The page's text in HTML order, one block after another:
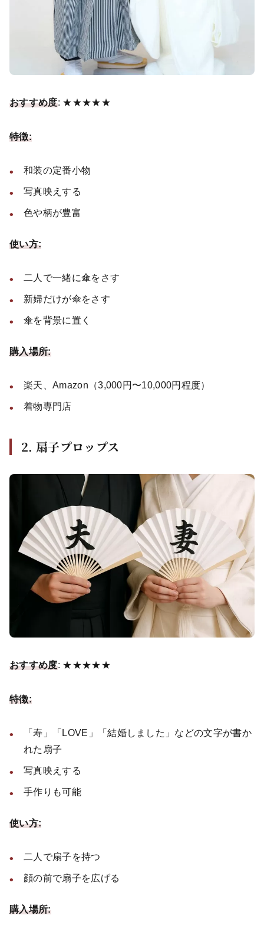
おすすめ度: ★★★★★
特徴:
和装の定番小物
写真映えする
色や柄が豊富
使い方:
二人で一緒に傘をさす
新婦だけが傘をさす
傘を背景に置く
購入場所:
楽天、Amazon（3,000円〜10,000円程度）
着物専門店
2. 扇子プロップス
おすすめ度: ★★★★★
特徴:
「寿」「LOVE」「結婚しました」などの文字が書か
れた扇子
写真映えする
手作りも可能
使い方:
二人で扇子を持つ
顔の前で扇子を広げる
購入場所: